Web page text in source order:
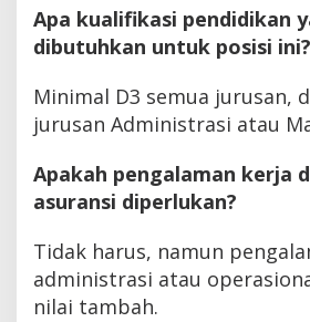
Apa kualifikasi pendidikan
dibutuhkan untuk posisi ini?
Minimal D3 semua jurusan,
jurusan Administrasi atau
Apakah pengalaman kerja
asuransi diperlukan?
Tidak harus, namun
administrasi atau
nilai tambah.